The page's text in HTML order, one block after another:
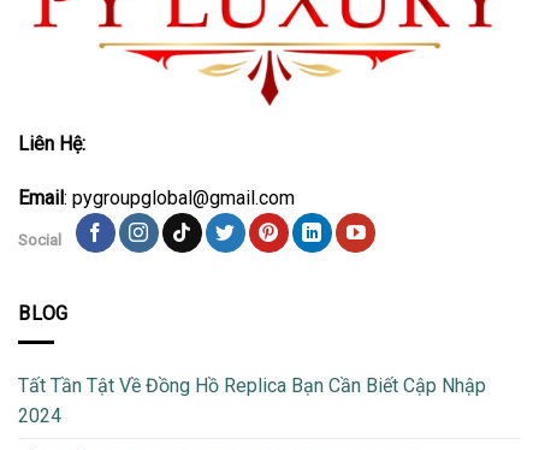
Liên Hệ:
Email : pygroupglobal@gmail.com
Social
BLOG
Tất Tần Tật Về Đồng Hồ Replica Bạn Cần Biết Cập Nhập
2024